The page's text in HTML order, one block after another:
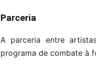
Parceria
A parceria entre
programa de combate à